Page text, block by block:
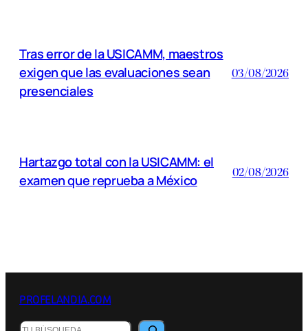
Tras error de la USICAMM, maestros
exigen que las evaluaciones sean
presenciales
03/08/2026
Hartazgo total con la USICAMM: el
examen que reprueba a México
02/08/2026
PROFELANDIA.COM
B